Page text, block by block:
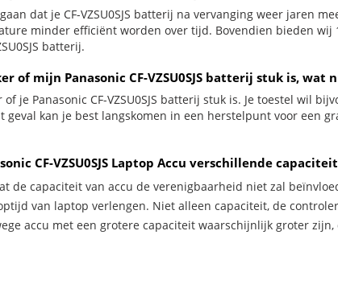
dat je CF-VZSU0SJS batterij na vervanging weer jaren
minder efficiënt worden over tijd. Bovendien bieden wij
batterij.
of mijn Panasonic CF-VZSU0SJS batterij stuk is, wat
of je Panasonic CF-VZSU0SJS batterij stuk is. Je toestel wil
kan je best langskomen in een herstelpunt voor een
CF-VZSU0SJS Laptop Accu verschillende
de capaciteit van accu de verenigbaarheid niet zal
van laptop verlengen. Niet alleen capaciteit, de
accu met een grotere capaciteit waarschijnlijk groter